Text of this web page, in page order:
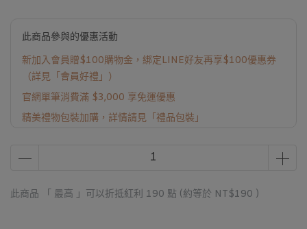
此商品參與的優惠活動
新加入會員贈$100購物金，綁定LINE好友再享$100優惠券
（詳見「會員好禮」）
官網單筆消費滿 $3,000 享免運優惠
精美禮物包裝加購，詳情請見「禮品包裝」
此商品 「 最高 」可以折抵紅利 190 點 (約等於 NT$190 )